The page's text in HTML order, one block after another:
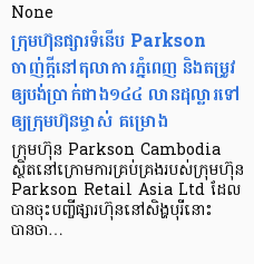
None
ក្រុមហ៊ុនផ្សារទំនើប Parkson
ចាញ់ក្ដីនៅតុលាការភ្នំពេញ និងតម្រូវ
ឲ្យបង់ប្រាក់ជាង១៤៤ លានដុល្លារទៅ
ឲ្យក្រុមហ៊ុនម្ចាស់ គម្រោង
ក្រុមហ៊ុន Parkson Cambodia
ស្ថិតនៅក្រោមការគ្រប់គ្រងរបស់ក្រុមហ៊ុន
Parkson Retail Asia Ltd ដែល
បានចុះបញ្ចីផ្សារហ៊ុននៅសិង្ហបុរីនោះ
បានចា…